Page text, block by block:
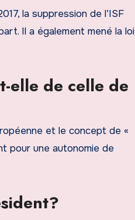
la suppression de l’ISF
Il a également mené la loi
elle de celle de
et le concept de «
pour une autonomie de